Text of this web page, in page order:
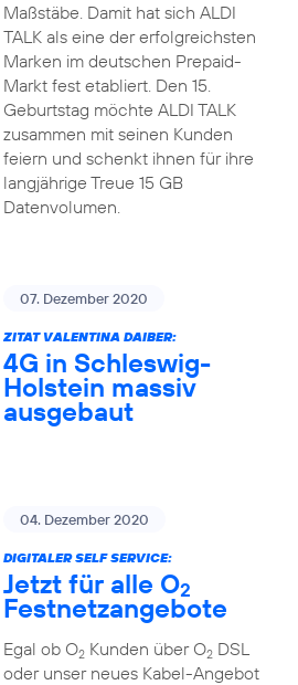
Maßstäbe. Damit hat sich ALDI
TALK als eine der erfolgreichsten
Marken im deutschen Prepaid-
Markt fest etabliert. Den 15.
Geburtstag möchte ALDI TALK
zusammen mit seinen Kunden
feiern und schenkt ihnen für ihre
langjährige Treue 15 GB
Datenvolumen.
07. Dezember 2020
ZITAT VALENTINA DAIBER:
4G in Schleswig-
Holstein massiv
ausgebaut
04. Dezember 2020
DIGITALER SELF SERVICE:
Jetzt für alle O2
Festnetzangebote
Egal ob O2Kunden über O2DSL
oder unser neues Kabel-Angebot